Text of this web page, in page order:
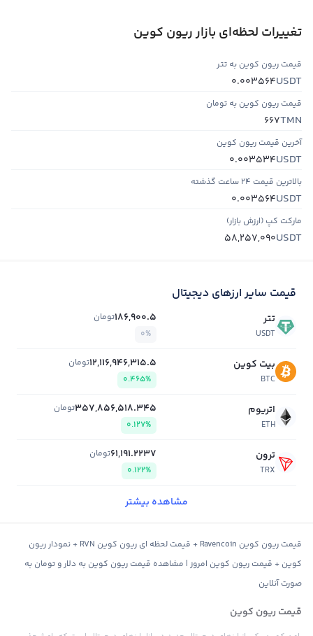
تغییرات لحظه‌ای بازار ریون کوین
قیمت ریون کوین به تتر
USDT
0.003564
قیمت ریون کوین به تومان
TMN
667
آخرین قیمت ریون کوین
USDT
0.003534
بالاترین قیمت ۲۴ ساعت گذشته
USDT
0.003564
مارکت کپ (ارزش بازار)
USDT
58,257,090
قیمت سایر ارزهای دیجیتال
تتر
USDT
186,900.5تومان
0%
بیت کوین
BTC
12,116,946,315.5تومان
0.465%
اتریوم
ETH
357,856,518.345تومان
0.127%
ترون
TRX
61,191.2237تومان
0.122%
مشاهده بیشتر
قیمت ریون کوین Ravencoin + قیمت لحظه ای ریون کوین RVN + نمودار ریون
کوین + قیمت ریون کوین امروز | مشاهده قیمت ریون کوین به دلار و تومان به
صورت آنلاین
قیمت ریون کوین